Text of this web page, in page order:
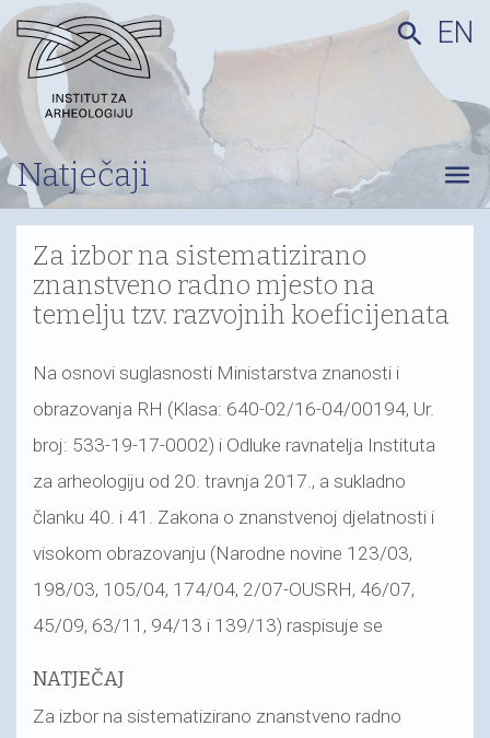
Natječaji
search EN
menu
Za izbor na sistematizirano
znanstveno radno mjesto na
temelju tzv. razvojnih koeficijenata
Na osnovi suglasnosti Ministarstva znanosti i
obrazovanja RH (Klasa: 640-02/16-04/00194, Ur.
broj: 533-19-17-0002) i Odluke ravnatelja Instituta
za arheologiju od 20. travnja 2017., a sukladno
članku 40. i 41. Zakona o znanstvenoj djelatnosti i
visokom obrazovanju (Narodne novine 123/03,
198/03, 105/04, 174/04, 2/07-OUSRH, 46/07,
45/09, 63/11, 94/13 i 139/13) raspisuje se
NATJEČAJ
Za izbor na sistematizirano znanstveno radno